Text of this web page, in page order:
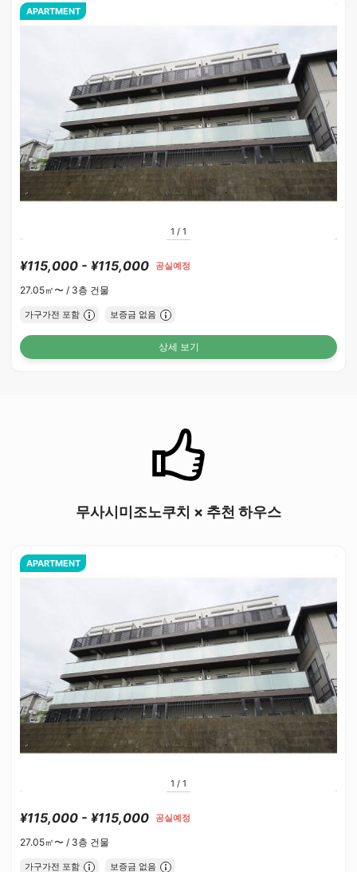
1 / 1
APARTMENT
¥115,000 - ¥115,000 공실예정
27.05㎡〜 / 3층 건물
가구가전 포함 보증금 없음
상세 보기
무사시미조노쿠치 × 추천 하우스
1 / 1
APARTMENT
¥115,000 - ¥115,000 공실예정
27.05㎡〜 / 3층 건물
가구가전 포함 보증금 없음